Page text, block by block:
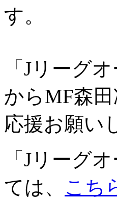
す。
「Jリーグ
からMF森
応援お願い
「Jリーグ
ては、 こち